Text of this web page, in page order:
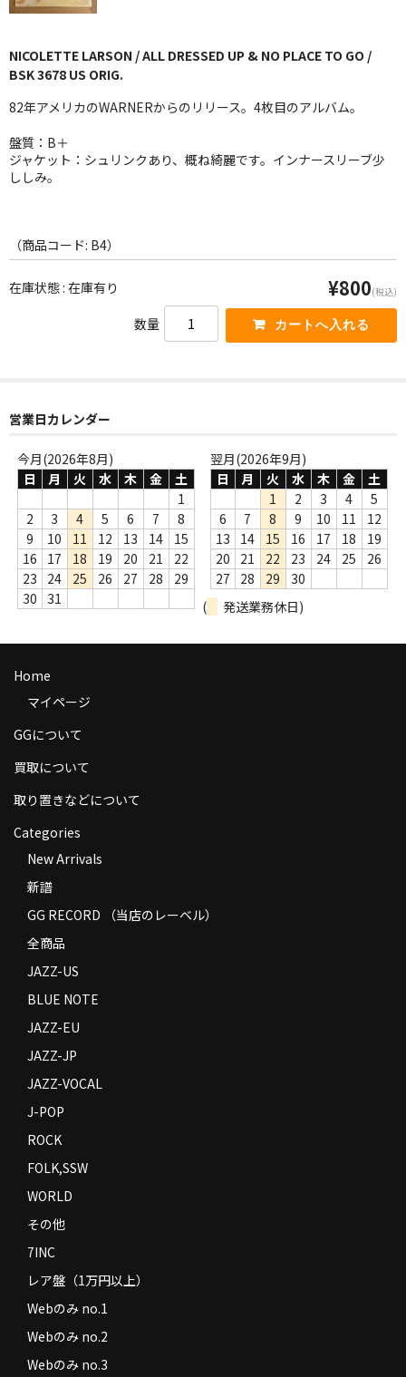
JAZZ-VOCAL
J-POP
WORLD
7INC
Webのみ no.4
売り切れ
Help
送料
商品の発送
コンディション
Privacy Policy
特定商取引法に基づく表示
Contact
NICOLETTE LARSON / ALL DRESSED UP & NO PLACE TO GO /
BSK 3678 US ORIG.
82年アメリカのWARNERからのリリース。4枚目のアルバム。
盤質：B＋
ジャケット：シュリンクあり、概ね綺麗です。インナースリーブ少
ししみ。
（商品コード: B4）
在庫状態 : 在庫有り ¥800(税込)
数量
営業日カレンダー
今月(2026年8月)
日
月 火 水 木 金
土
1
2
3 4 5 6 7
8
9
10 11 12 13 14
15
16
17 18 19 20 21
22
23
24 25 26 27 28
29
30
31
翌月(2026年9月)
日
月 火 水 木 金
土
1
2 3 4
5
6
7 8 9 10 11
12
13
14 15 16 17 18
19
20
21 22 23 24 25
26
27
28 29
30
(
発送業務休日)
Home
マイページ
GGについて
買取について
取り置きなどについて
Categories
New Arrivals
新譜
GG RECORD （当店のレーベル）
全商品
JAZZ-US
BLUE NOTE
JAZZ-EU
JAZZ-JP
JAZZ-VOCAL
J-POP
ROCK
FOLK,SSW
WORLD
その他
7INC
レア盤（1万円以上）
Webのみ no.1
Webのみ no.2
Webのみ no.3